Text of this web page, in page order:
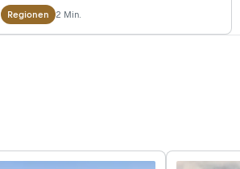
in Bayern auf. Für viele Alpinisten
und Alpinistinnen gilt er als Klassiker,
Regionen 2 Min.